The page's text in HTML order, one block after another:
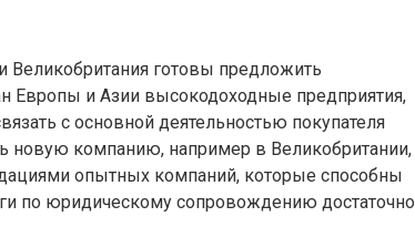
Великобритания готовы предложить
Европы и Азии высокодоходные предприятия,
с основной деятельностью покупателя
новую компанию, например в Великобритании,
опытных компаний, которые способны
по юридическому сопровождению достаточно